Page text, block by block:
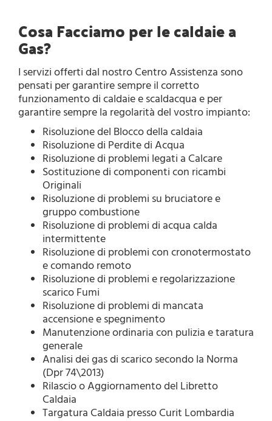
Cosa Facciamo per le caldaie a
Gas?
I servizi offerti dal nostro Centro Assistenza sono
pensati per garantire sempre il corretto
funzionamento di caldaie e scaldacqua e per
garantire sempre la regolarità del vostro impianto:
Risoluzione del Blocco della caldaia
Risoluzione di Perdite di Acqua
Risoluzione di problemi legati a Calcare
Sostituzione di componenti con ricambi
Originali
Risoluzione di problemi su bruciatore e
gruppo combustione
Risoluzione di problemi di acqua calda
intermittente
Risoluzione di problemi con cronotermostato
e comando remoto
Risoluzione di problemi e regolarizzazione
scarico Fumi
Risoluzione di problemi di mancata
accensione e spegnimento
Manutenzione ordinaria con pulizia e taratura
generale
Analisi dei gas di scarico secondo la Norma
(Dpr 74\2013)
Rilascio o Aggiornamento del Libretto
Caldaia
Targatura Caldaia presso Curit Lombardia